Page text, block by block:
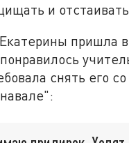
и отстаивать.
пришла
снять его